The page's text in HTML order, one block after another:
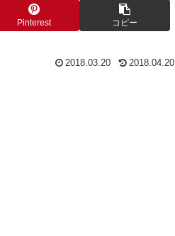
Pinterest コピー
2018.03.20 2018.04.20